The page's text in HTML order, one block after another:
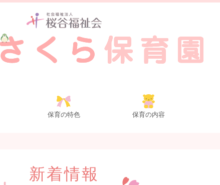
保育の特色 保育の内容
新着情報